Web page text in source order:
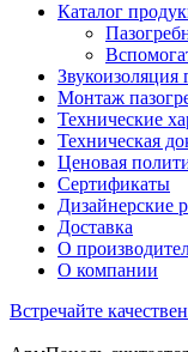
Каталог
Звукоизоляция
Монтаж
Технические
Техническая
Ценовая
Сертификаты
Дизайнерские
Доставка
О
О компании
Встречайте